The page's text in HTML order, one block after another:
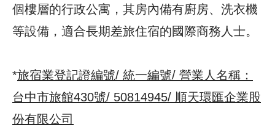
個樓層的行政公寓，其房內備有廚房、洗衣機
等設備，適合長期差旅住宿的國際商務人士。
*旅宿業登記證編號/ 統一編號/ 營業人名稱：
台中市旅館430號/ 50814945/ 順天環匯企業股
份有限公司